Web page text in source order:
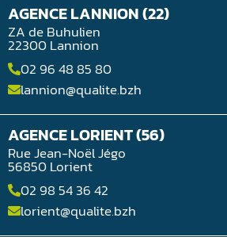
AGENCE LANNION (22)
ZA de Buhulien
22300 Lannion
02 96 48 85 80
lannion@qualite.bzh
AGENCE LORIENT (56)
Rue Jean-Noël Jégo
56850 Lorient
02 98 54 36 42
lorient@qualite.bzh